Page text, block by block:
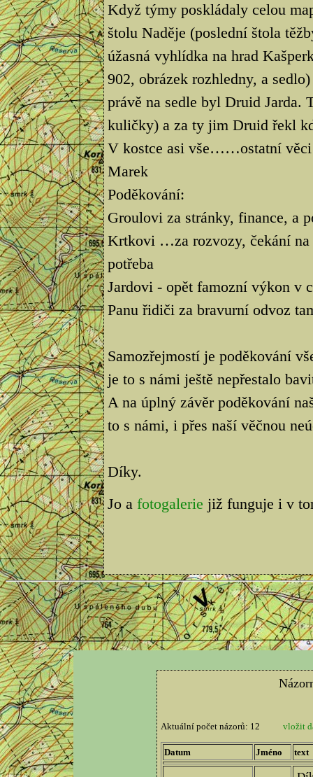
Když týmy poskládaly celou
štolu Naděje (poslední štola
úžasná vyhlídka na hrad
902, obrázek rozhledny, a
právě na sedle byl Druid Jarda.
kuličky) a za ty jim Druid řekl
V kostce asi vše……ostatní věci
Marek
Poděkování:
Groulovi za stránky, finance, a
Krtkovi …za rozvozy, čekání na
potřeba
Jardovi - opět famozní výkon v
Panu řidiči za bravurní odvoz
Samozřejmostí je poděkování
je to s námi ještě nepřestalo
A na úplný závěr poděkování
to s námi, i přes naší věčnou
Díky.
Jo a fotogalerie již funguje i v